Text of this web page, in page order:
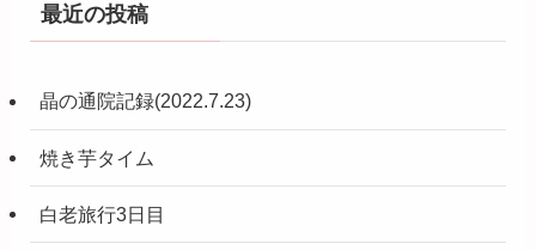
最近の投稿
晶の通院記録(2022.7.23)
焼き芋タイム
白老旅行3日目